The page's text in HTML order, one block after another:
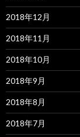
2018年12月
2018年11月
2018年10月
2018年9月
2018年8月
2018年7月